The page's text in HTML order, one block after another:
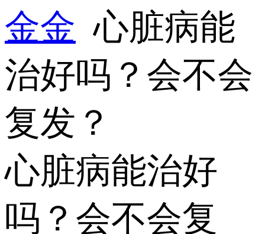
金金 心脏病能
治好吗？会不会
复发？
心脏病能治好
吗？会不会复